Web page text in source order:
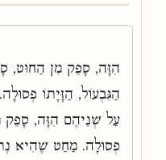
הִזָּה, סָפֵק מִן הַחוּט,
הַגִּבְעוֹל, הַזָּיָתוֹ
עַל שְׁנֵיהֶם הִזָּה, סָפֵק
פְסוּלָה. מַחַט שֶׁהִיא